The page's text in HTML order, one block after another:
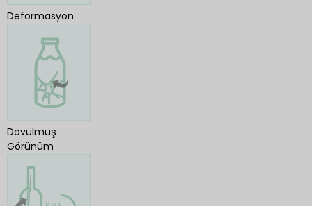
Deformasyon
Dövülmüş
Görünüm